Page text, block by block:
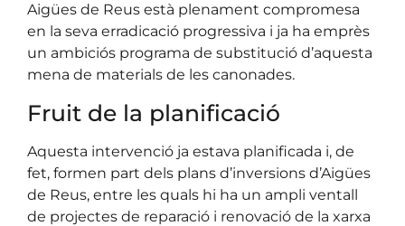
Aigües de Reus està plenament compromesa
en la seva erradicació progressiva i ja ha emprès
un ambiciós programa de substitució d’aquesta
mena de materials de les canonades.
Fruit de la planificació
Aquesta intervenció ja estava planificada i, de
fet, formen part dels plans d’inversions d’Aigües
de Reus, entre les quals hi ha un ampli ventall
de projectes de reparació i renovació de la xarxa